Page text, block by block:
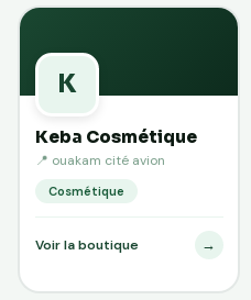
K
Keba Cosmétique
📍 ouakam cité avion
Cosmétique
Voir la boutique →